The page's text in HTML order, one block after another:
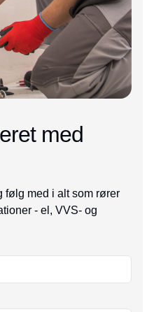
med
følg med i alt som rører
- el, VVS- og